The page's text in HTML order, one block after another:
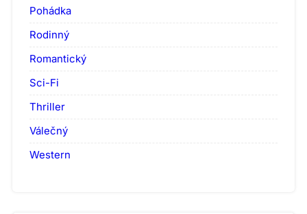
Pohádka
Rodinný
Romantický
Sci-Fi
Thriller
Válečný
Western